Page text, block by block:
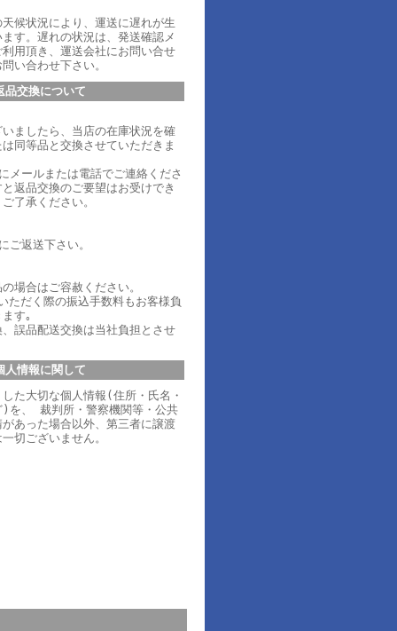
候状況により、運送に遅れが生
す。遅れの状況は、発送確認メ
用頂き、運送会社にお問い合せ
い合わせ下さい。
品交換について
ましたら、当店の在庫状況を確
同等品と交換させていただきま
メールまたは電話でご連絡くださ
返品交換のご要望はお受けでき
了承ください。
ご返送下さい。
場合はご容赦ください。
ただく際の振込手数料もお客様負
す｡
誤品配送交換は当社負担とさせ
人情報に関して
た大切な個人情報(住所・氏名・
)を、 裁判所・警察機関等・公共
あった場合以外、第三者に譲渡
切ございません。